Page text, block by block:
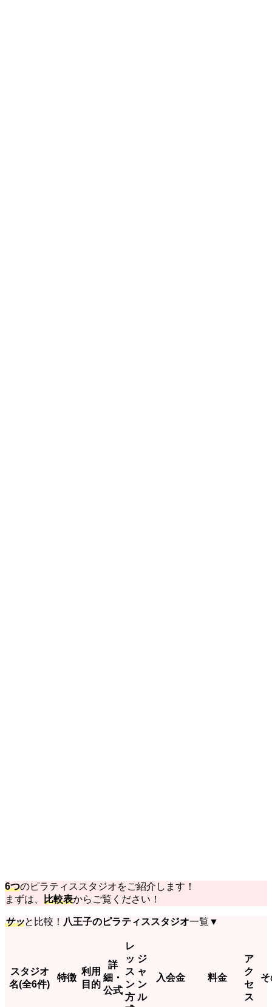
6つのピラティススタジオをご紹介します！
まずは、 比較表からご覧ください！
サッと比較！ 八王子のピラティススタジオ一覧▼
スタジオ
名(全6件)
特徴
利用
目的
詳
細・
公式
レ
ッ
ス
ン
方
ジ
ャ
ン
ル
入会金 料金
ア
ク
セ
ス